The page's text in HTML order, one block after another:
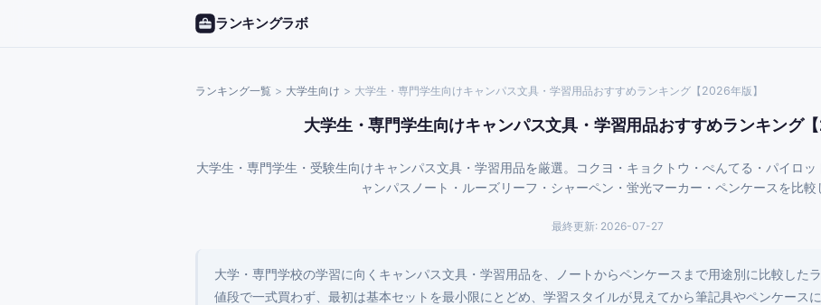
ランキングラボ
ランキング一覧 > 大学生向け > 大学生・専門学生向けキャンパス文具・学習用品おすすめランキング【2026年版】
大学生・専門学生向けキャンパス文具・学習用品おすすめランキング
大学生・専門学生・受験生向けキャンパス文具・学習用品を厳選。コクヨ・キョクトウ・ぺんてる・パイロ
ャンパスノート・ルーズリーフ・シャーペン・蛍光マーカー・ペンケースを比較
最終更新: 2026-07-27
大学・専門学校の学習に向くキャンパス文具・学習用品を、ノートからペンケースまで用途別に比較した
値段で一式買わず、最初は基本セットを最小限にとどめ、学習スタイルが見えてから筆記具やペンケース